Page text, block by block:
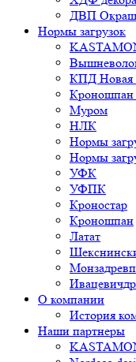
ДВП
Нормы загрузок
КПД Новая
Кроношпан
Муром
НЛК
Нормы
Нормы
УФК
УФПК
Кроностар
Кроношпан
Латат
О компании
История
Наши партнеры